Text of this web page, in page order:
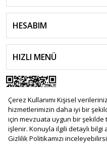
Çerez Kullanımı Kişisel
hizmetlerimizin daha iyi bir
için mevzuata uygun bir şekilde
işlenir. Konuyla ilgili detaylı bilgi
Gizlilik Politikamızı
HESABIM
HIZLI MENÜ